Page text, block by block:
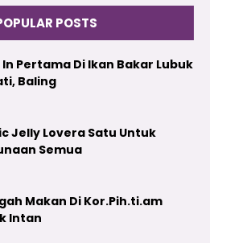
POSTS
In Pertama Di Ikan Bakar Lubuk
Baling
Jelly Lovera Satu Untuk
Semua
Makan Di Kor.Pih.ti.am
Intan